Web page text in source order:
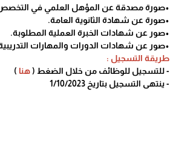
•صورة مصدقة عن المؤهل العلمي في
•صورة عن شهادة الثانوية العامة.
•صور عن شهادات الخبرة العملية المطلوبة.
•صور عن شهادات الدورات والمهارات
طريقة التسجيل :
- للتسجيل للوظائف من خلال الضغط (هنا )
- ينتهى التسجيل بتاريخ 1/10/2023